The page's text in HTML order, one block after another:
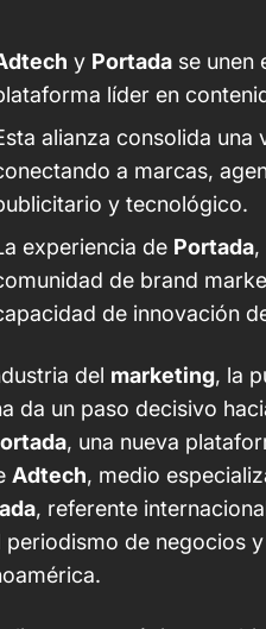
y Portada se unen
líder en
alianza consolida
a marcas,
y tecnológico.
experiencia de Portada,
de brand
de innovación
del marketing, la
da un paso decisivo
, una nueva
Adtech, medio
, referente
periodismo de negocios